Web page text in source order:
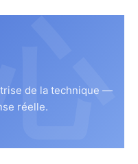
de la technique —
réelle.